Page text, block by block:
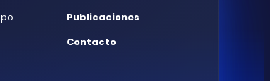
Publicaciones
Contacto